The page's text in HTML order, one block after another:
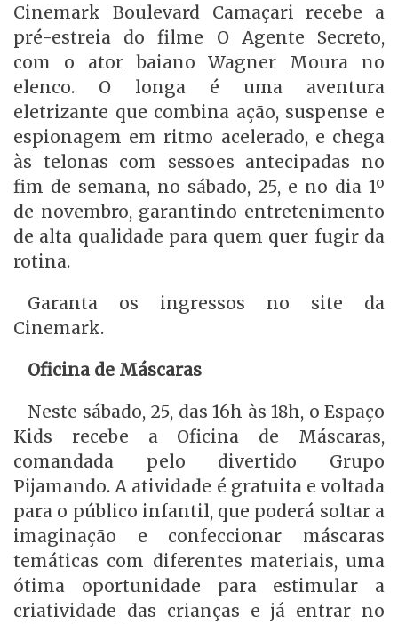
Cinemark Boulevard Camaçari recebe a
pré-estreia do filme O Agente Secreto,
com o ator baiano Wagner Moura no
elenco. O longa é uma aventura
eletrizante que combina ação, suspense e
espionagem em ritmo acelerado, e chega
às telonas com sessões antecipadas no
fim de semana, no sábado, 25, e no dia 1º
de novembro, garantindo entretenimento
de alta qualidade para quem quer fugir da
rotina.
Garanta os ingressos no site da
Cinemark.
Oficina de Máscaras
Neste sábado, 25, das 16h às 18h, o Espaço
Kids recebe a Oficina de Máscaras,
comandada pelo divertido Grupo
Pijamando. A atividade é gratuita e voltada
para o público infantil, que poderá soltar a
imaginação e confeccionar máscaras
temáticas com diferentes materiais, uma
ótima oportunidade para estimular a
criatividade das crianças e já entrar no